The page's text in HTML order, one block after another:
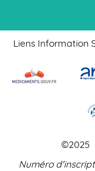
Liens Information
©2025
Numéro